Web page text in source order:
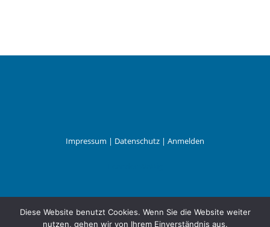
Impressum | Datenschutz | Anmelden
Diese Website benutzt Cookies. Wenn Sie die Website weiter
nutzen, gehen wir von Ihrem Einverständnis aus.